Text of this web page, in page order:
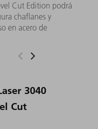
Cut Edition podrá
chaflanes y
en acero de
3040
Cut